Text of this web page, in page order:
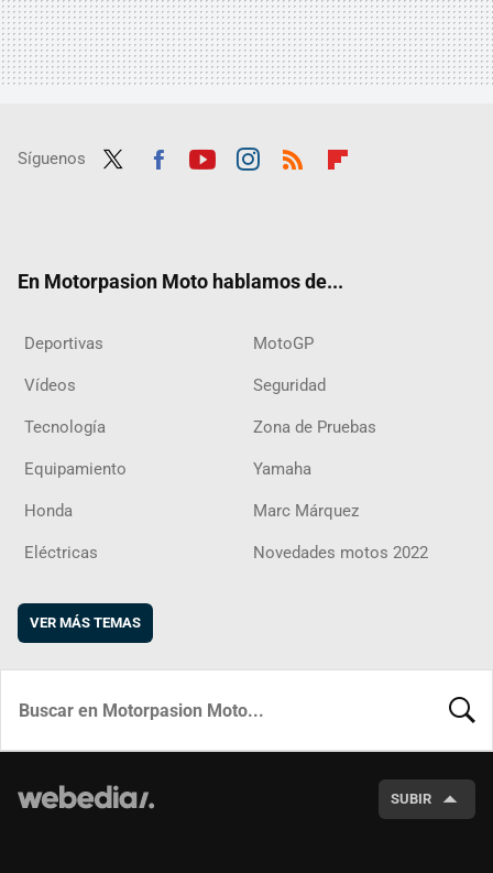
Síguenos
En Motorpasion Moto hablamos de...
Deportivas MotoGP
Vídeos Seguridad
Tecnología Zona de Pruebas
Equipamiento Yamaha
Honda Marc Márquez
Eléctricas Novedades motos 2022
VER MÁS TEMAS
SUBIR